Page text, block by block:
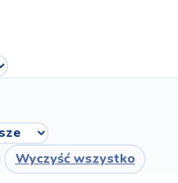
Wyczyść wszystko